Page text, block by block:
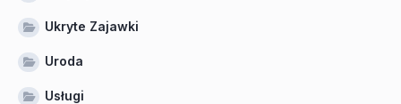
Ukryte Zajawki
Uroda
Usługi